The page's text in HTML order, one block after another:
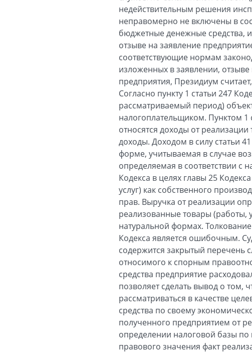
недействительным решения
неправомерно не включены в
бюджетные денежные средства,
отзыве на заявление
соответствующие нормам
изложенных в заявлении, отзыве
предприятия, Президиум
Согласно пункту 1 статьи 247
рассматриваемый период)
налогоплательщиком. Пунктом 1
относятся доходы от
доходы. Доходом в силу статьи
форме, учитываемая в случае
определяемая в соответствии с
Кодекса в целях главы 25
услуг) как собственного
прав. Выручка от реализации
реализованные товары
натуральной формах.
Кодекса является ошибочным.
содержится закрытый перечень
относимого к спорным
средства предприятие
позволяет сделать вывод о том,
рассматриваться в качестве
средства по своему
полученного предприятием от
определении налоговой базы
правового значения факт